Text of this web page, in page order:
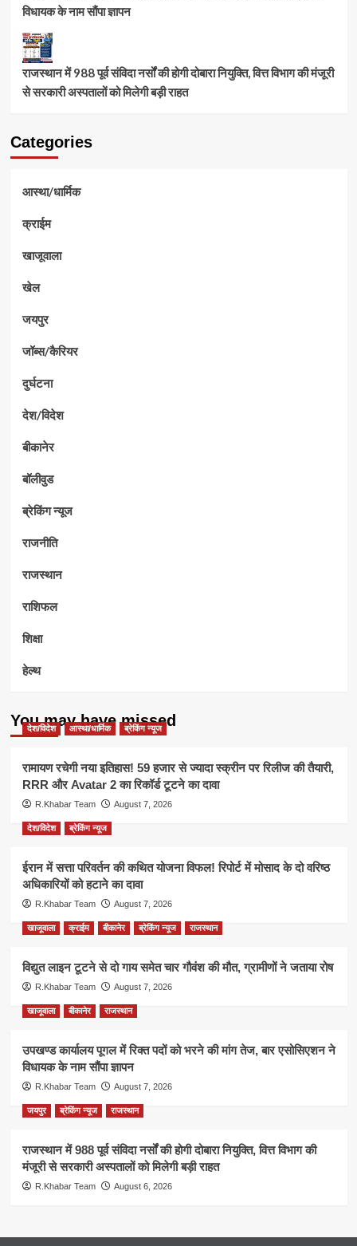
विधायक के नाम सौंपा ज्ञापन
राजस्थान में 988 पूर्व संविदा नर्सों की होगी दोबारा नियुक्ति, वित्त विभाग की मंजूरी
से सरकारी अस्पतालों को मिलेगी बड़ी राहत
Categories
आस्था/धार्मिक
क्राईम
खाजूवाला
खेल
जयपुर
जॉब्स/कैरियर
दुर्घटना
देश/विदेश
बीकानेर
बॉलीवुड
ब्रेकिंग न्यूज
राजनीति
राजस्थान
राशिफल
शिक्षा
हेल्थ
You may have missed
देश/विदेश आस्था/धार्मिक ब्रेकिंग न्यूज
रामायण रचेगी नया इतिहास! 59 हजार से ज्यादा स्क्रीन पर रिलीज की तैयारी,
RRR और Avatar 2 का रिकॉर्ड टूटने का दावा
R.Khabar Team August 7, 2026
देश/विदेश ब्रेकिंग न्यूज
ईरान में सत्ता परिवर्तन की कथित योजना विफल! रिपोर्ट में मोसाद के दो वरिष्ठ
अधिकारियों को हटाने का दावा
R.Khabar Team August 7, 2026
खाजूवाला क्राईम बीकानेर ब्रेकिंग न्यूज राजस्थान
विद्युत लाइन टूटने से दो गाय समेत चार गौवंश की मौत, ग्रामीणों ने जताया रोष
R.Khabar Team August 7, 2026
खाजूवाला बीकानेर राजस्थान
उपखण्ड कार्यालय पूगल में रिक्त पदों को भरने की मांग तेज, बार एसोसिएशन ने
विधायक के नाम सौंपा ज्ञापन
R.Khabar Team August 7, 2026
जयपुर ब्रेकिंग न्यूज राजस्थान
राजस्थान में 988 पूर्व संविदा नर्सों की होगी दोबारा नियुक्ति, वित्त विभाग की
मंजूरी से सरकारी अस्पतालों को मिलेगी बड़ी राहत
R.Khabar Team August 6, 2026